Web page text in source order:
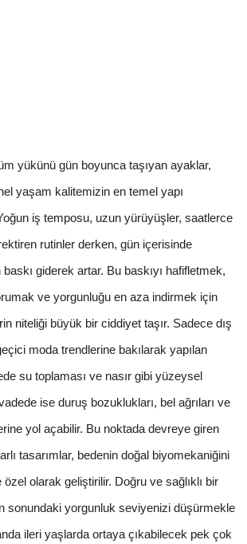
yükünü gün boyunca taşıyan ayaklar,
yaşam kalitemizin en temel yapı
iş temposu, uzun yürüyüşler, saatlerce
rutinler derken, gün içerisinde
baskı giderek artar. Bu baskıyı hafifletmek,
ve yorgunluğu en aza indirmek için
niteliği büyük bir ciddiyet taşır. Sadece dış
moda trendlerine bakılarak yapılan
su toplaması ve nasır gibi yüzeysel
ise duruş bozuklukları, bel ağrıları ve
yol açabilir. Bu noktada devreye giren
tasarımlar, bedenin doğal biyomekaniğini
olarak geliştirilir. Doğru ve sağlıklı bir
sonundaki yorgunluk seviyenizi düşürmekle
ileri yaşlarda ortaya çıkabilecek pek çok